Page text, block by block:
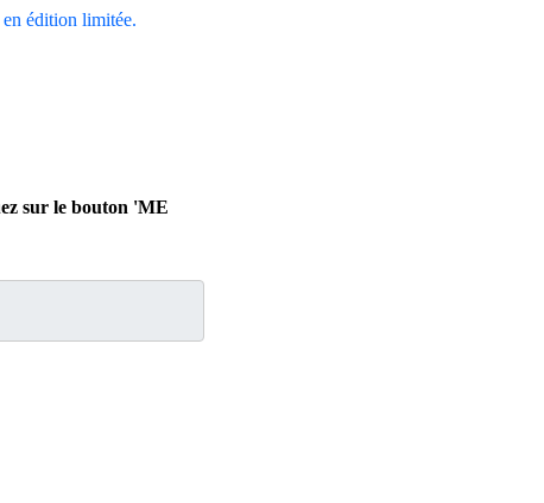
édition limitée.
sur le bouton 'ME